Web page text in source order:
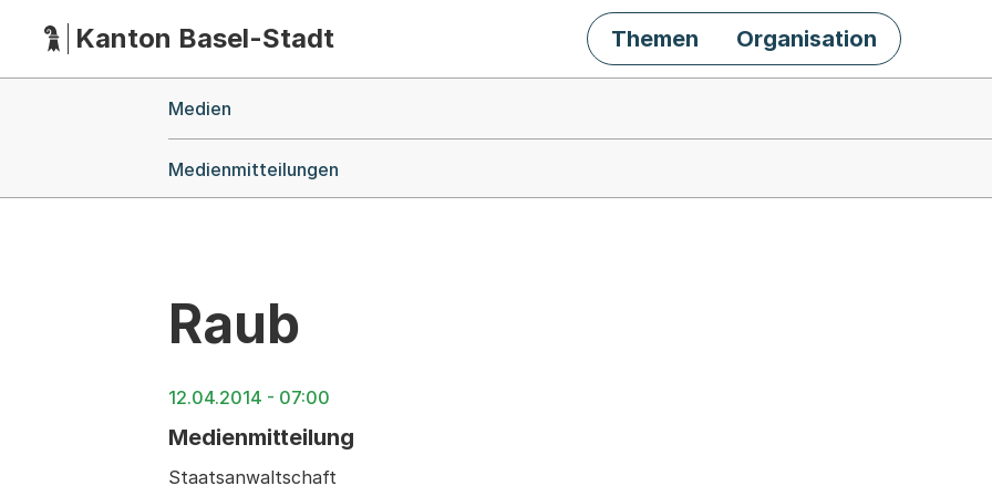
HauptnavigationKanton Basel-Stadt Themen Organisation
Medien
Medienmitteilungen
Raub
12.04.2014 - 07:00
Medienmitteilung
Staatsanwaltschaft